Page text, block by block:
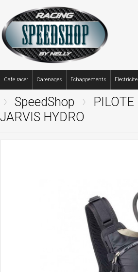
Cafe racer Carenages Echappements Electricite
SpeedShop PILOTE
JARVIS HYDRO